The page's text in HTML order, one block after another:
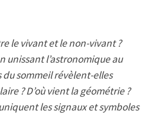
le vivant et le non-vivant ?
unissant l’astronomique au
du sommeil révèlent-elles
? D’où vient la géométrie ?
les signaux et symboles